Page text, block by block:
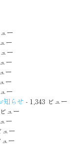
ー
ー
ー
ー
ー
ー
ー
知らせ - 1,343 ビュー
ュー
ー
ー
ー